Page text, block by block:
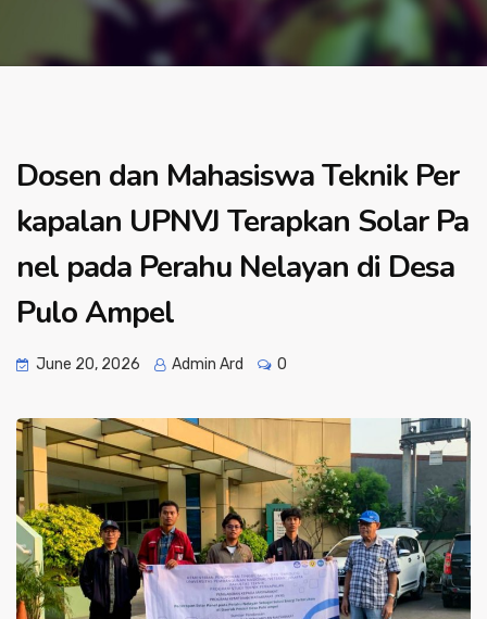
Dosen dan Mahasiswa Teknik Per
kapalan UPNVJ Terapkan Solar Pa
nel pada Perahu Nelayan di Desa
Pulo Ampel
June 20, 2026 Admin Ard 0